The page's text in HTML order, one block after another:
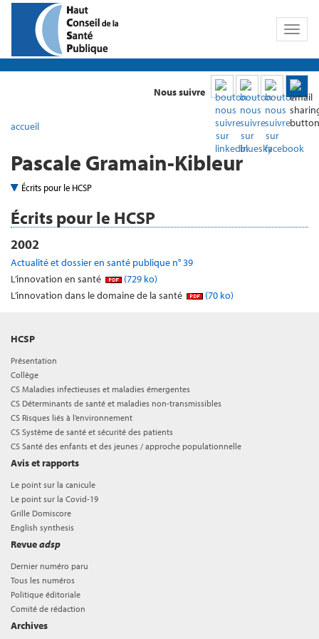
Toggle
Nous suivre
accueil
Pascale Gramain-Kibleur
Écrits pour le HCSP
Écrits pour le HCSP
2002
Actualité et dossier en santé publique n° 39
L’innovation en santé
(729 ko)
L’innovation dans le domaine de la santé
(70 ko)
HCSP
Présentation
Collège
CS Maladies infectieuses et maladies émergentes
CS Déterminants de santé et maladies non-transmissibles
CS Risques liés à l’environnement
CS Système de santé et sécurité des patients
CS Santé des enfants et des jeunes / approche populationnelle
Avis et rapports
Le point sur la canicule
Le point sur la Covid-19
Grille Domiscore
English synthesis
Revueadsp
Dernier numéro paru
Tous les numéros
Politique éditoriale
Comité de rédaction
Archives